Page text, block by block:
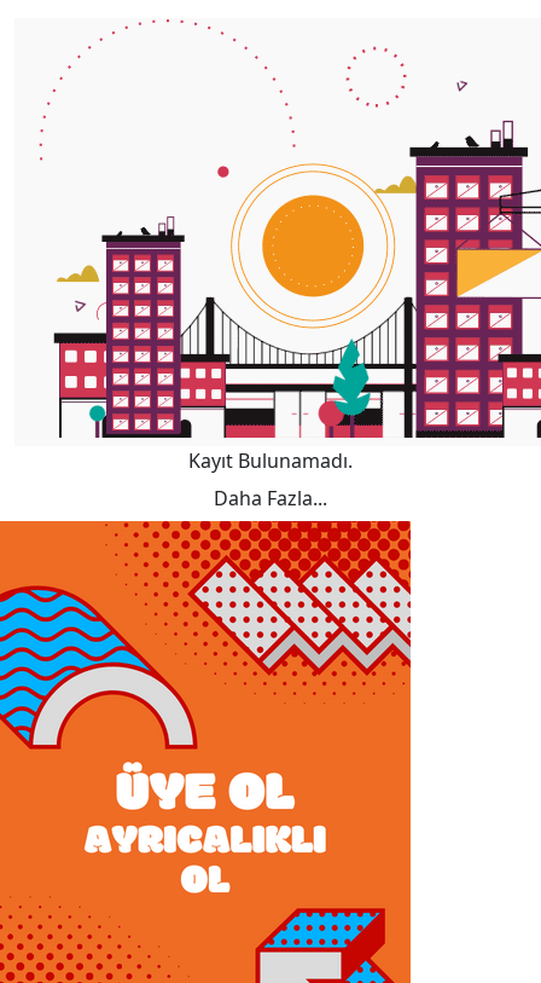
Kayıt Bulunamadı.
Daha Fazla...